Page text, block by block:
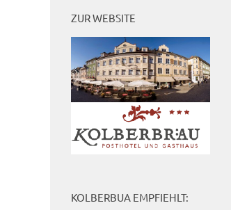
ZUR WEBSITE
KOLBERBUA EMPFIEHLT: